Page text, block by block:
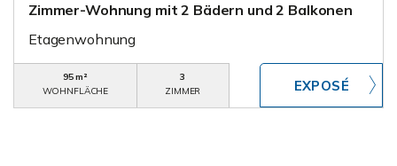
Zimmer-Wohnung mit 2 Bädern und 2 Balkonen
Etagenwohnung
95 m²
WOHNFLÄCHE
3
ZIMMER